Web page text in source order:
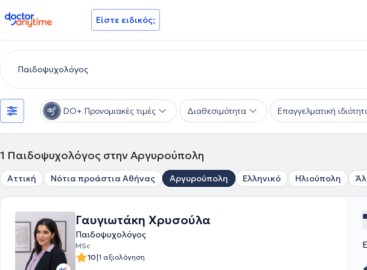
doctoranytime Είστε ειδικός;
DO+ Προνομιακές τιμές Διαθεσιμότητα Επαγγελματική
1 Παιδοψυχολόγος στην Αργυρούπολη
Αττική Νότια προάστια Αθήνας Αργυρούπολη Ελληνικό Ηλιούπολη
Γαυγιωτάκη Χρυσούλα
Παιδοψυχολόγος
MSc
10|1 αξιολόγηση